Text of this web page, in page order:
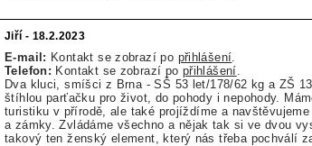
Jiří - 18.2.2023
E-mail: Kontakt se zobrazí po přihlášení
Telefon: Kontakt se zobrazí po přihlášení
Dva kluci, smíšci z Brna - SŠ 53 let/178/62 kg a ZŠ
štíhlou parťačku pro život, do pohody i nepohody.
turistiku v přírodě, ale také projíždíme a
a zámky. Zvládáme všechno a nějak tak si ve dvou
takový ten ženský element, který nás třeba pochválí